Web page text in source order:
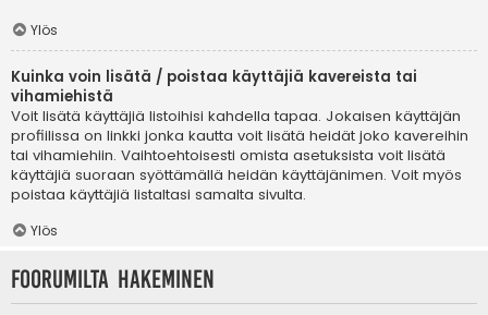
Ylös
Kuinka voin lisätä / poistaa käyttäjiä kavereista tai
vihamiehistä
Voit lisätä käyttäjiä listoihisi kahdella tapaa. Jokaisen käyttäjän
profiilissa on linkki jonka kautta voit lisätä heidät joko kavereihin
tai vihamiehiin. Vaihtoehtoisesti omista asetuksista voit lisätä
käyttäjiä suoraan syöttämällä heidän käyttäjänimen. Voit myös
poistaa käyttäjiä listaltasi samalta sivulta.
Ylös
Foorumilta hakeminen